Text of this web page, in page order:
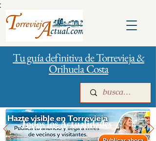
Tu guía definitiva de Torrevieja &
Orihuela Costa
Todos los Actualidades